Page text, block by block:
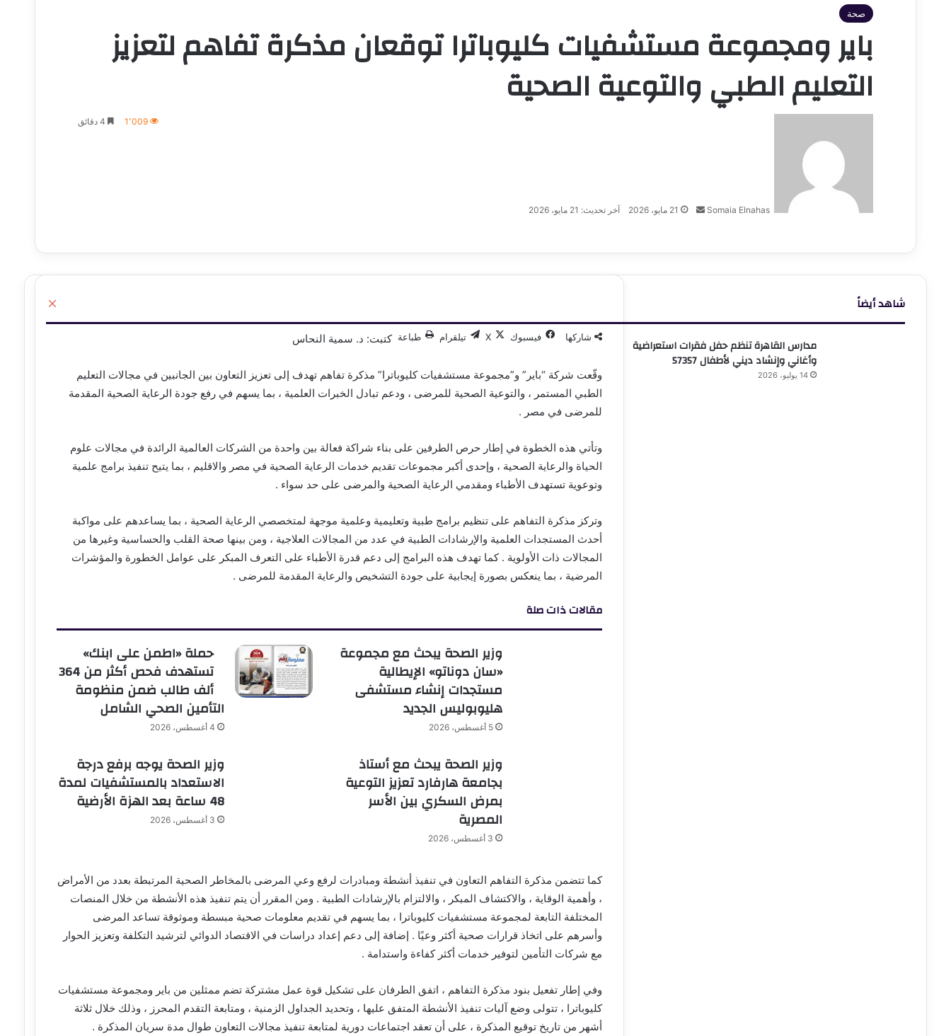
صحة
باير ومجموعة مستشفيات كليوباترا توقعان مذكرة تفاهم لتعزيز
التعليم الطبي والتوعية الصحية
Somaia Elnahas 21 مايو، 2026 آخر تحديث: 21 مايو، 2026
1٬009
شاركها فيسبوك ‫X تيلقرام طباعة كتبت: د. سمية النحاس
وقّعت شركة “باير” و”مجموعة مستشفيات كليوباترا” مذكرة تفاهم تهدف إلى تعزيز التعاون بين الجانبين في مجالات التعليم
الطبي المستمر ، والتوعية الصحية للمرضى ، ودعم تبادل الخبرات العلمية ، بما يسهم في رفع جودة الرعاية الصحية المقدمة
للمرضى في مصر .
وتأتي هذه الخطوة في إطار حرص الطرفين على بناء شراكة فعالة بين واحدة من الشركات العالمية الرائدة في مجالات علوم
الحياة والرعاية الصحية ، وإحدى أكبر مجموعات تقديم خدمات الرعاية الصحية في مصر والاقليم ، بما يتيح تنفيذ برامج علمية
وتوعوية تستهدف الأطباء ومقدمي الرعاية الصحية والمرضى على حد سواء .
وتركز مذكرة التفاهم على تنظيم برامج طبية وتعليمية وعلمية موجهة لمتخصصي الرعاية الصحية ، بما يساعدهم على مواكبة
أحدث المستجدات العلمية والإرشادات الطبية في عدد من المجالات العلاجية ، ومن بينها صحة القلب والحساسية وغيرها من
المجالات ذات الأولوية . كما تهدف هذه البرامج إلى دعم قدرة الأطباء على التعرف المبكر على عوامل الخطورة والمؤشرات
المرضية ، بما ينعكس بصورة إيجابية على جودة التشخيص والرعاية المقدمة للمرضى .
مقالات ذات صلة
وزير الصحة يبحث مع مجموعة
«سان دوناتو» الإيطالية
مستجدات إنشاء مستشفى
هليوبوليس الجديد
5 أغسطس، 2026
حملة «اطمن على ابنك»
تستهدف فحص أكثر من 364
ألف طالب ضمن منظومة
التأمين الصحي الشامل
4 أغسطس، 2026
وزير الصحة يبحث مع أستاذ
بجامعة هارفارد تعزيز التوعية
بمرض السكري بين الأسر
المصرية
3 أغسطس، 2026
وزير الصحة يوجه برفع درجة
الاستعداد بالمستشفيات لمدة
48 ساعة بعد الهزة الأرضية
3 أغسطس، 2026
كما تتضمن مذكرة التفاهم التعاون في تنفيذ أنشطة ومبادرات لرفع وعي المرضى بالمخاطر الصحية المرتبطة بعدد من الأمراض
، وأهمية الوقاية ، والاكتشاف المبكر ، والالتزام بالإرشادات الطبية . ومن المقرر أن يتم تنفيذ هذه الأنشطة من خلال المنصات
المختلفة التابعة لمجموعة مستشفيات كليوباترا ، بما يسهم في تقديم معلومات صحية مبسطة وموثوقة تساعد المرضى
وأسرهم على اتخاذ قرارات صحية أكثر وعيًا . إضافة إلى دعم إعداد دراسات في الاقتصاد الدوائي لترشيد التكلفة وتعزيز الحوار
مع شركات التأمين لتوفير خدمات أكثر كفاءة واستدامة .
وفي إطار تفعيل بنود مذكرة التفاهم ، اتفق الطرفان على تشكيل قوة عمل مشتركة تضم ممثلين من باير ومجموعة مستشفيات
كليوباترا ، تتولى وضع آليات تنفيذ الأنشطة المتفق عليها ، وتحديد الجداول الزمنية ، ومتابعة التقدم المحرز ، وذلك خلال ثلاثة
أشهر من تاريخ توقيع المذكرة ، على أن تعقد اجتماعات دورية لمتابعة تنفيذ مجالات التعاون طوال مدة سريان المذكرة .
شاهد أيضاً
مدارس القاهرة تنظم حفل فقرات استعراضية
وأغاني وإنشاد ديني لأطفال 57357
14 يوليو، 2026